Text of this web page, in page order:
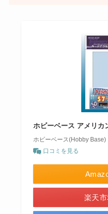
ホビーベース アメリカ
ホビーベース(Hobby Base)
口コミを見る
楽天